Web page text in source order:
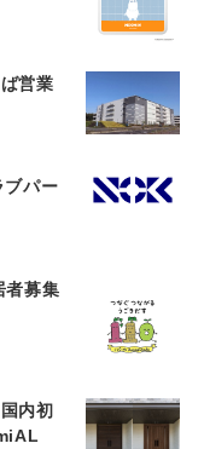
営業
ブパー
者募集
内初